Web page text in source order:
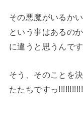
その悪魔がいるか
という事はあるのか
に違うと思うんです
そう、そのことを
たたちですっ!!!!!!!!!!!